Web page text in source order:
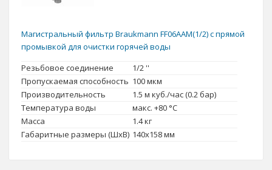
Магистральный фильтр Braukmann FF06AAM(1/2) с прямой
промывкой для очистки горячей воды
Резьбовое соединение
1/2 ''
Пропускаемая способность 100 мкм
Производительность
1.5 м куб./час (0.2 бар)
Температура воды
макс. +80 °C
Масса
1.4 кг
Габаритные размеры (ШxВ) 140x158 мм